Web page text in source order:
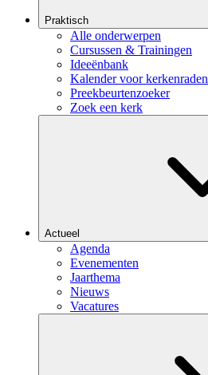
Praktisch
Alle onderwerpen
Cursussen & Trainingen
Ideeënbank
Kalender voor kerkenraden
Preekbeurtenzoeker
Zoek een kerk
Actueel
Agenda
Evenementen
Jaarthema
Nieuws
Vacatures